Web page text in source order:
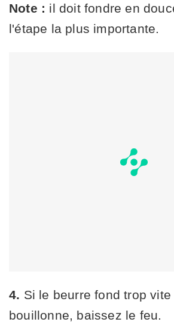
Note : il doit fondre en
l'étape la plus importante.
4. Si le beurre fond trop
bouillonne, baissez le feu.